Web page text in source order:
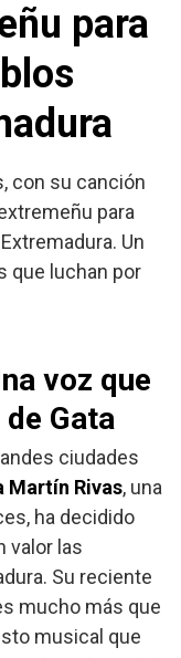
para
con su canción
para
Un
que luchan por
voz que
Gata
ciudades
Martín Rivas, una
ha decidido
valor las
Su reciente
mucho más que
musical que